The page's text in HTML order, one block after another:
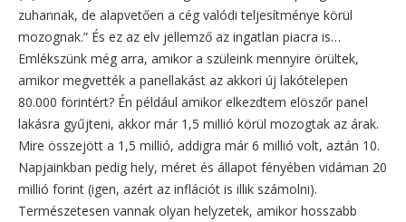
zuhannak, de alapvetően a cég valódi teljesítménye körül
mozognak.” És ez az elv jellemző az ingatlan piacra is…
Emlékszünk még arra, amikor a szüleink mennyire örültek,
amikor megvették a panellakást az akkori új lakótelepen
80.000 forintért? Én például amikor elkezdtem elöszőr panel
lakásra gyűjteni, akkor már 1,5 millió körül mozogtak az árak.
Mire összejött a 1,5 millió, addigra már 6 millió volt, aztán 10.
Napjainkban pedig hely, méret és állapot fényében vidáman 20
millió forint (igen, azért az inflációt is illik számolni).
Természetesen vannak olyan helyzetek, amikor hosszabb